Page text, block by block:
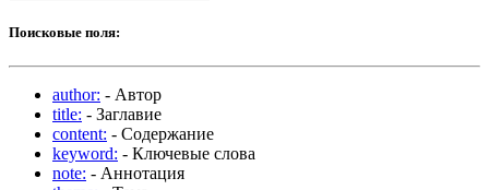
Поисковые поля:
author: - Автор
title: - Заглавие
content: - Содержание
keyword: - Ключевые слова
note: - Аннотация